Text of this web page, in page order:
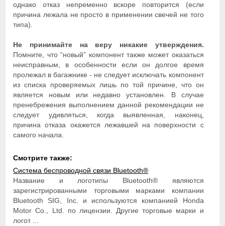
однако отказ непременно вскоре повторится (если
причина лежала не просто в применении свечей не того
типа).
Не принимайте на веру никакие утверждения.
Помните, что “новый” компонент также может оказаться
неисправным, в особенности если он долгое время
пролежал в багажнике - не следует исключать компонент
из списка проверяемых лишь по той причине, что он
является новым или недавно установлен. В случае
пренебрежения выполнением данной рекомендации не
следует удивляться, когда выявленная, наконец,
причина отказа окажется лежавшей на поверхности с
самого начала.
Смотрите также:
Система беспроводной связи Bluetooth®
Название и логотипы Bluetooth® являются
зарегистрированными торговыми марками компании
Bluetooth SIG, Inc. и используются компанией Honda
Motor Co., Ltd. по лицензии. Другие торговые марки и
логот ...